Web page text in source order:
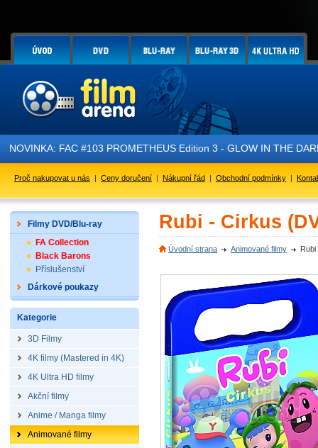
NOVINKA: FAC #103 PROMETHEUS Edition 3 - GLOW IN THE
Proč nakupovat u nás | Ceny doručení | Nákupní řád | Obchodní podmínky |
Filmy DVD/Blu-ray
FA Collection
Black Barons
Příslušenství
Dárkové poukazy
Kategorie
3D Filmy
4K filmy (Mastered in 4K)
4K Ultra HD filmy
Akční filmy
Anime / Manga filmy
Animované filmy
Rubi - Cirkus
Úvodní strana Animované filmy